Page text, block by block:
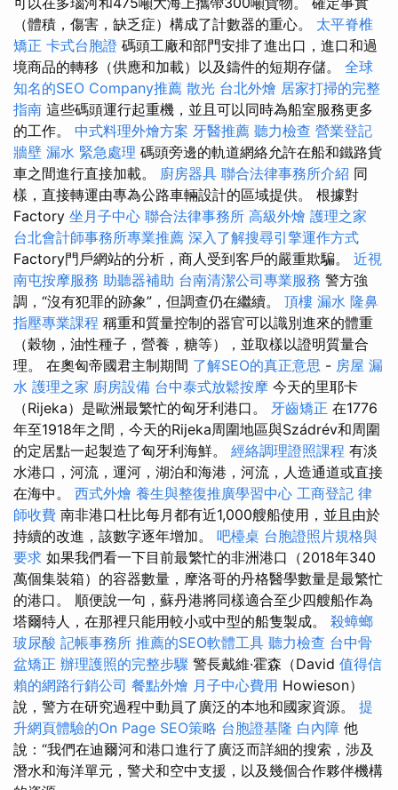
（體積，傷害，缺乏症）構成了計數器的重心。 太平脊椎
矯正 卡式台胞證 碼頭工廠和部門安排了進出口，進口和過
境商品的轉移（供應和加載）以及鑄件的短期存儲。 全球
知名的SEO Company推薦 散光 台北外燴 居家打掃的完整
指南 這些碼頭運行起重機，並且可以同時為船室服務更多
的工作。 中式料理外燴方案 牙醫推薦 聽力檢查 營業登記
牆壁 漏水 緊急處理 碼頭旁邊的軌道網絡允許在船和鐵路貨
車之間進行直接加載。 廚房器具 聯合法律事務所介紹 同
樣，直接轉運由專為公路車輛設計的區域提供。 根據對
Factory 坐月子中心 聯合法律事務所 高級外燴 護理之家
台北會計師事務所專業推薦 深入了解搜尋引擎運作方式
Factory門戶網站的分析，商人受到客戶的嚴重欺騙。 近視
南屯按摩服務 助聽器補助 台南清潔公司專業服務 警方強
調，“沒有犯罪的跡象”，但調查仍在繼續。 頂樓 漏水 隆鼻
指壓專業課程 稱重和質量控制的器官可以識別進來的體重
（穀物，油性種子，營養，糖等），並取樣以證明質量合
理。 在奧匈帝國君主制期間 了解SEO的真正意思 - 房屋 漏
水 護理之家 廚房設備 台中泰式放鬆按摩 今天的里耶卡
（Rijeka）是歐洲最繁忙的匈牙利港口。 牙齒矯正 在1776
年至1918年之間，今天的Rijeka周圍地區與Szádrév和周圍
的定居點一起製造了匈牙利海鮮。 經絡調理證照課程 有淡
水港口，河流，運河，湖泊和海港，河流，人造通道或直接
在海中。 西式外燴 養生與整復推廣學習中心 工商登記 律
師收費 南非港口杜比每月都有近1,000艘船使用，並且由於
持續的改進，該數字逐年增加。 吧檯桌 台胞證照片規格與
要求 如果我們看一下目前最繁忙的非洲港口（2018年340
萬個集裝箱）的容器數量，摩洛哥的丹格醫學數量是最繁忙
的港口。 順便說一句，蘇丹港將同樣適合至少四艘船作為
塔爾特人，在那裡只能用較小或中型的船隻製成。 殺蟑螂
玻尿酸 記帳事務所 推薦的SEO軟體工具 聽力檢查 台中骨
盆矯正 辦理護照的完整步驟 警長戴維·霍森（David 值得信
賴的網路行銷公司 餐點外燴 月子中心費用 Howieson）
說，警方在研究過程中動員了廣泛的本地和國家資源。 提
升網頁體驗的On Page SEO策略 台胞證基隆 白內障 他
說：“我們在迪爾河和港口進行了廣泛而詳細的搜索，涉及
潛水和海洋單元，警犬和空中支援，以及幾個合作夥伴機構